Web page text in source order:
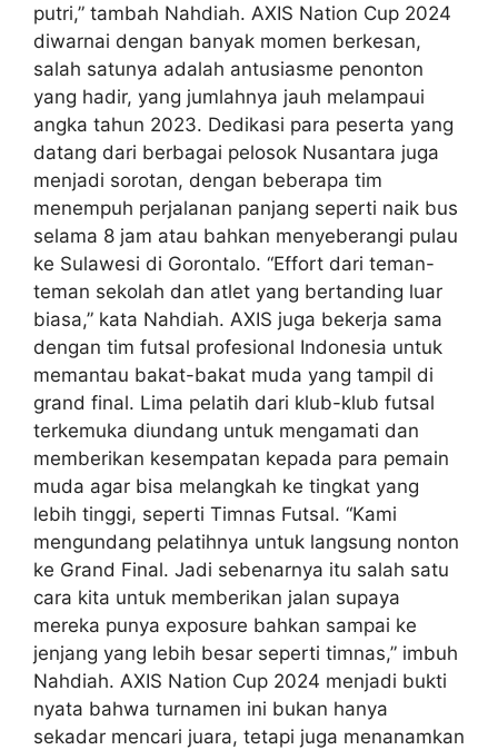
putri,” tambah Nahdiah. AXIS Nation Cup 2024
diwarnai dengan banyak momen berkesan,
salah satunya adalah antusiasme penonton
yang hadir, yang jumlahnya jauh melampaui
angka tahun 2023. Dedikasi para peserta yang
datang dari berbagai pelosok Nusantara juga
menjadi sorotan, dengan beberapa tim
menempuh perjalanan panjang seperti naik bus
selama 8 jam atau bahkan menyeberangi pulau
ke Sulawesi di Gorontalo. “Effort dari teman-
teman sekolah dan atlet yang bertanding luar
biasa,” kata Nahdiah. AXIS juga bekerja sama
dengan tim futsal profesional Indonesia untuk
memantau bakat-bakat muda yang tampil di
grand final. Lima pelatih dari klub-klub futsal
terkemuka diundang untuk mengamati dan
memberikan kesempatan kepada para pemain
muda agar bisa melangkah ke tingkat yang
lebih tinggi, seperti Timnas Futsal. “Kami
mengundang pelatihnya untuk langsung nonton
ke Grand Final. Jadi sebenarnya itu salah satu
cara kita untuk memberikan jalan supaya
mereka punya exposure bahkan sampai ke
jenjang yang lebih besar seperti timnas,” imbuh
Nahdiah. AXIS Nation Cup 2024 menjadi bukti
nyata bahwa turnamen ini bukan hanya
sekadar mencari juara, tetapi juga menanamkan